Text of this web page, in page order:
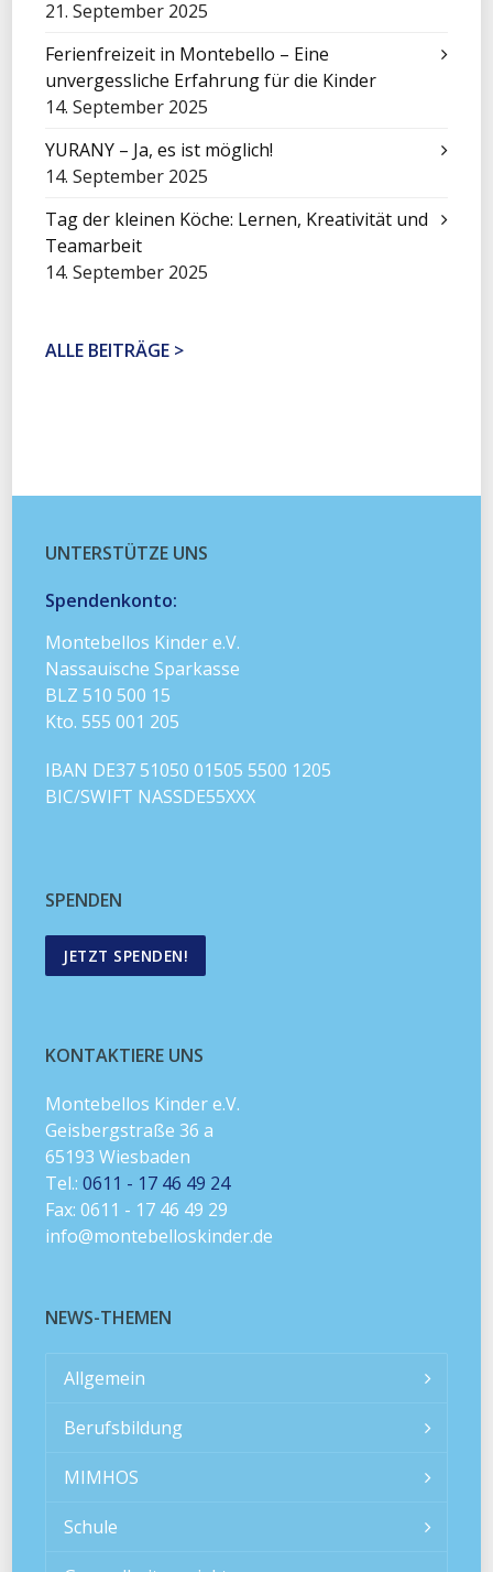
21. September 2025
Ferienfreizeit in Montebello – Eine
unvergessliche Erfahrung für die Kinder
14. September 2025
YURANY – Ja, es ist möglich!
14. September 2025
Tag der kleinen Köche: Lernen, Kreativität und
Teamarbeit
14. September 2025
ALLE BEITRÄGE >
UNTERSTÜTZE UNS
Spendenkonto:
Montebellos Kinder e.V.
Nassauische Sparkasse
BLZ 510 500 15
Kto. 555 001 205
IBAN DE37 51050 01505 5500 1205
BIC/SWIFT NASSDE55XXX
SPENDEN
JETZT SPENDEN!
KONTAKTIERE UNS
Montebellos Kinder e.V.
Geisbergstraße 36 a
65193 Wiesbaden
Tel.:0611 - 17 46 49 24
Fax: 0611 - 17 46 49 29
info@montebelloskinder.de
NEWS-THEMEN
Allgemein
Berufsbildung
MIMHOS
Schule